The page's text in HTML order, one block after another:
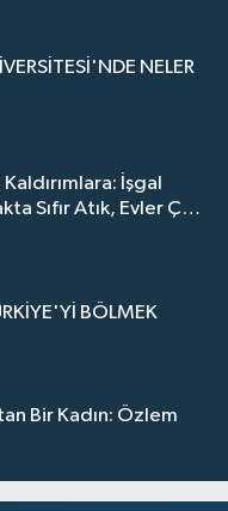
NELER
İşgal
Sıfır Atık, Evler Çöp
BÖLMEK
Bir Kadın: Özlem